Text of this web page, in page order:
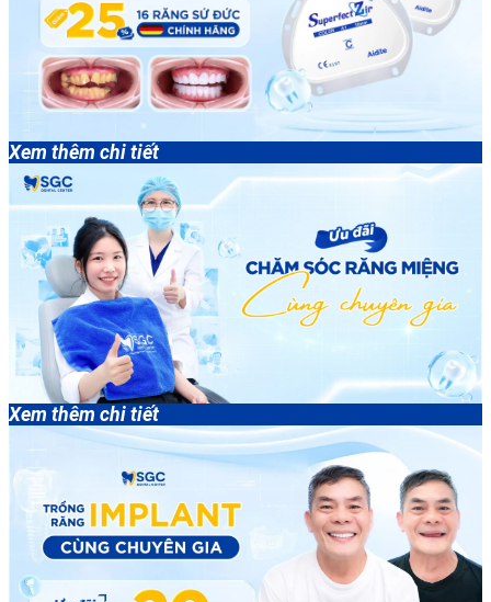
Xem thêm chi tiết
Xem thêm chi tiết